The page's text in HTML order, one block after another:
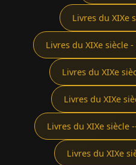
Livres du XIXe
Livres du XIXe siècle
Livres du XIXe
Livres du XIXe
Livres du XIXe siècle
Livres du XIXe